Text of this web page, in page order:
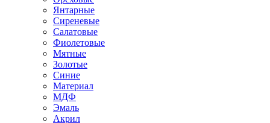
Янтарные
Сиреневые
Салатовые
Фиолетовые
Мятные
Золотые
Синие
Материал
МДФ
Эмаль
Акрил